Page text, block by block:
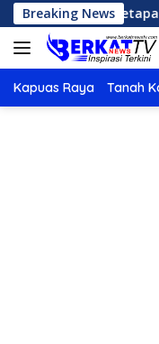
Langsung
ke
konten
Breaking News
di Ketapang
Kapuas Raya Tanah